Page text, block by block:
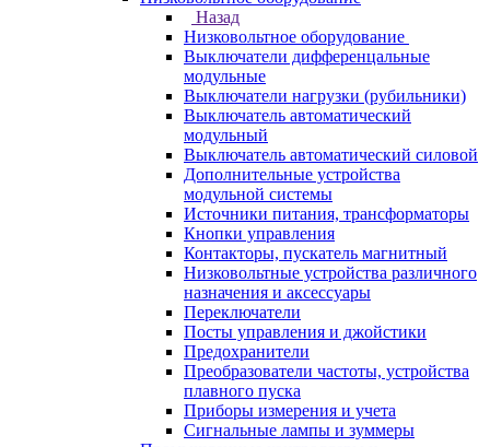
Назад
Низковольтное оборудование
Выключатели дифференцальные
модульные
Выключатели нагрузки (рубильники)
Выключатель автоматический
модульный
Выключатель автоматический силовой
Дополнительные устройства
модульной системы
Источники питания, трансформаторы
Кнопки управления
Контакторы, пускатель магнитный
Низковольтные устройства различного
назначения и аксессуары
Переключатели
Посты управления и джойстики
Предохранители
Преобразователи частоты, устройства
плавного пуска
Приборы измерения и учета
Сигнальные лампы и зуммеры